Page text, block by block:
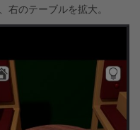
右のテーブルを拡大。